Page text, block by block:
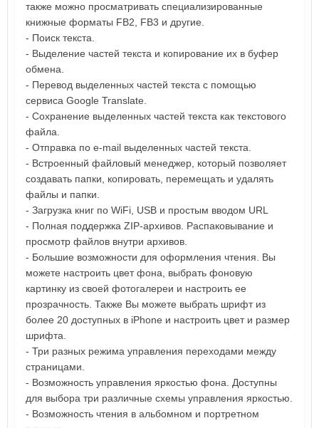
также можно просматривать специализированные
книжные форматы FB2, FB3 и другие.
- Поиск текста.
- Выделение частей текста и копирование их в буфер
обмена.
- Перевод выделенных частей текста с помощью
сервиса Google Translate.
- Сохранение выделенных частей текста как текстового
файла.
- Отправка по e-mail выделенных частей текста.
- Встроенный файловый менеджер, который позволяет
создавать папки, копировать, перемещать и удалять
файлы и папки.
- Загрузка книг по WiFi, USB и простым вводом URL
- Полная поддержка ZIP-архивов. Распаковывание и
просмотр файлов внутри архивов.
- Большие возможности для оформления чтения. Вы
можете настроить цвет фона, выбрать фоновую
картинку из своей фотогалереи и настроить ее
прозрачность. Также Вы можете выбрать шрифт из
более 20 доступных в iPhone и настроить цвет и размер
шрифта.
- Три разных режима управления переходами между
страницами.
- Возможность управления яркостью фона. Доступны
для выбора три различные схемы управления яркостью.
- Возможность чтения в альбомном и портретном